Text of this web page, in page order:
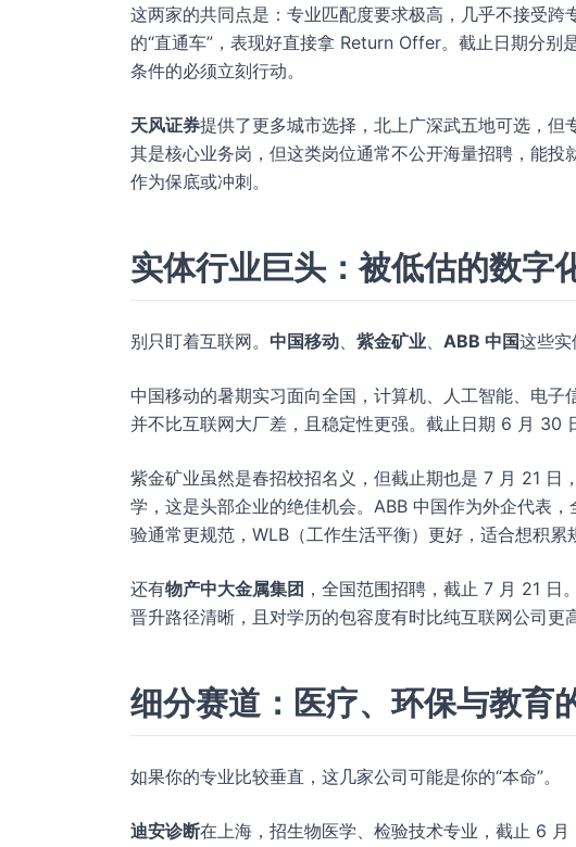
这两家的共同点是：专业匹配度要求极高，几乎不接受
的“直通车”，表现好直接拿 Return Offer。截止日期分
条件的必须立刻行动。
天风证券提供了更多城市选择，北上广深武五地可选，
其是核心业务岗，但这类岗位通常不公开海量招聘，能
作为保底或冲刺。
实体行业巨头：被低估的数字
别只盯着互联网。 中国移动、 紫金矿业、 ABB 中国这些实
中国移动的暑期实习面向全国，计算机、人工智能、电
并不比互联网大厂差，且稳定性更强。截止日期 6 月 30
紫金矿业虽然是春招校招名义，但截止期也是 7 月 21 日
学，这是头部企业的绝佳机会。ABB 中国作为外企代表
验通常更规范，WLB（工作生活平衡）更好，适合想积累
还有物产中大金属集团 ，全国范围招聘，截止 7 月 21 日
晋升路径清晰，且对学历的包容度有时比纯互联网公司更高
细分赛道：医疗、环保与教育
如果你的专业比较垂直，这几家公司可能是你的“本命”。
迪安诊断在上海，招生物医学、检验技术专业，截止 6